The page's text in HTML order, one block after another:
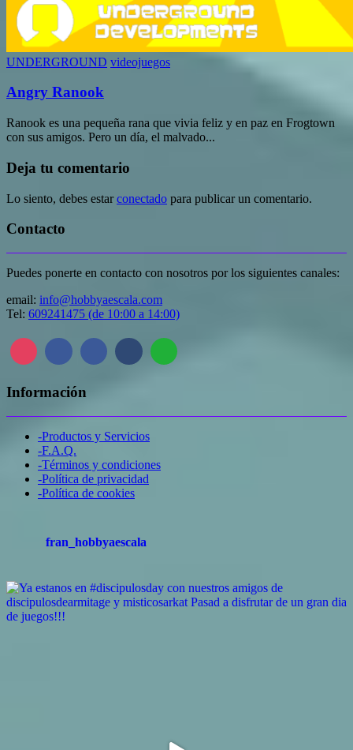
UNDERGROUND videojuegos
Angry Ranook
Ranook es una pequeña rana que vivia feliz y en paz en Frogtown
con sus amigos. Pero un día, el malvado...
Deja tu comentario
Lo siento, debes estarconectado para publicar un comentario.
Contacto
Puedes ponerte en contacto con nosotros por los siguientes canales:
email: info@hobbyaescala.com
Tel: 609241475 (de 10:00 a 14:00)
Información
-Productos y Servicios
-F.A.Q.
-Términos y condiciones
-Política de privacidad
-Política de cookies
fran_hobbyaescala